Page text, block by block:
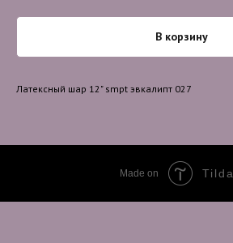
В корзину
Латексный шар 12" smpt эвкалипт 027
Made on Tilda